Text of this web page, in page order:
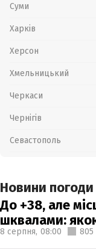
Суми
Харків
Херсон
Хмельницький
Черкаси
Чернігів
Севастополь
Новини погоди
До +38, але
шквалами:
8 серпня, 08:00 805